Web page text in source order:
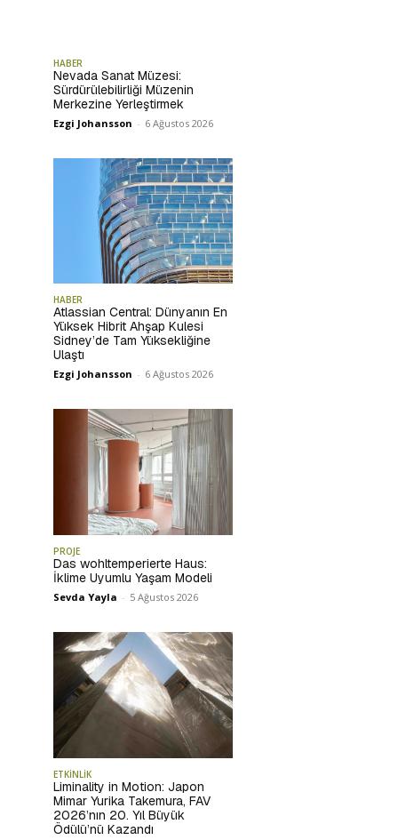
HABER
Nevada Sanat Müzesi:
Sürdürülebilirliği Müzenin
Merkezine Yerleştirmek
Ezgi Johansson - 6 Ağustos 2026
HABER
Atlassian Central: Dünyanın En
Yüksek Hibrit Ahşap Kulesi
Sidney’de Tam Yüksekliğine
Ulaştı
Ezgi Johansson - 6 Ağustos 2026
PROJE
Das wohltemperierte Haus:
İklime Uyumlu Yaşam Modeli
Sevda Yayla - 5 Ağustos 2026
ETKİNLİK
Liminality in Motion: Japon
Mimar Yurika Takemura, FAV
2026’nın 20. Yıl Büyük
Ödülü’nü Kazandı